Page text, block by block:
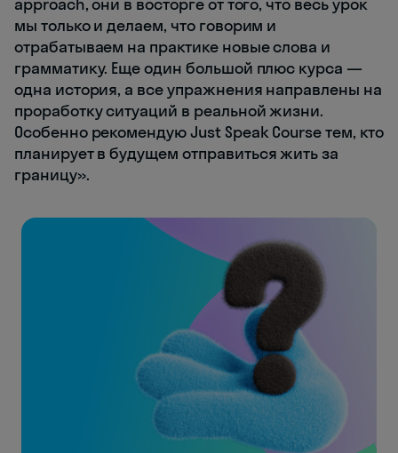
approach, они в восторге от того, что весь урок
мы только и делаем, что говорим и
отрабатываем на практике новые слова и
грамматику. Еще один большой плюс курса —
одна история, а все упражнения направлены на
проработку ситуаций в реальной жизни.
Особенно рекомендую Just Speak Course тем, кто
планирует в будущем отправиться жить за
границу».